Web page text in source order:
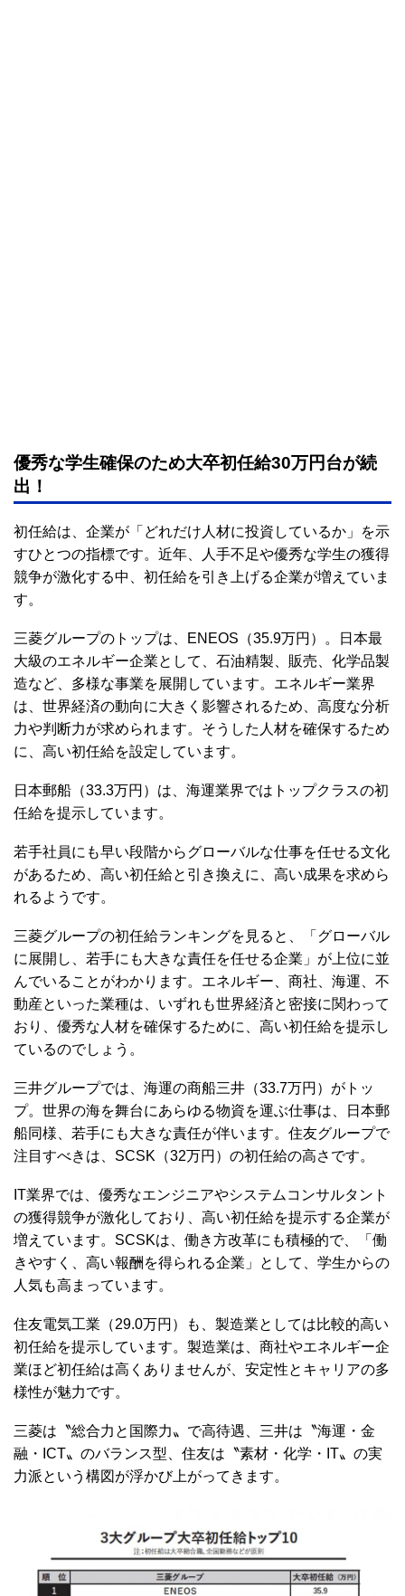
優秀な学生確保のため大卒初任給30万円台が続
出！
初任給は、企業が「どれだけ人材に投資しているか」を示
すひとつの指標です。近年、人手不足や優秀な学生の獲得
競争が激化する中、初任給を引き上げる企業が増えていま
す。
三菱グループのトップは、ENEOS（35.9万円）。日本最
大級のエネルギー企業として、石油精製、販売、化学品製
造など、多様な事業を展開しています。エネルギー業界
は、世界経済の動向に大きく影響されるため、高度な分析
力や判断力が求められます。そうした人材を確保するため
に、高い初任給を設定しています。
日本郵船（33.3万円）は、海運業界ではトップクラスの初
任給を提示しています。
若手社員にも早い段階からグローバルな仕事を任せる文化
があるため、高い初任給と引き換えに、高い成果を求めら
れるようです。
三菱グループの初任給ランキングを見ると、「グローバル
に展開し、若手にも大きな責任を任せる企業」が上位に並
んでいることがわかります。エネルギー、商社、海運、不
動産といった業種は、いずれも世界経済と密接に関わって
おり、優秀な人材を確保するために、高い初任給を提示し
ているのでしょう。
三井グループでは、海運の商船三井（33.7万円）がトッ
プ。世界の海を舞台にあらゆる物資を運ぶ仕事は、日本郵
船同様、若手にも大きな責任が伴います。住友グループで
注目すべきは、SCSK（32万円）の初任給の高さです。
IT業界では、優秀なエンジニアやシステムコンサルタント
の獲得競争が激化しており、高い初任給を提示する企業が
増えています。SCSKは、働き方改革にも積極的で、「働
きやすく、高い報酬を得られる企業」として、学生からの
人気も高まっています。
住友電気工業（29.0万円）も、製造業としては比較的高い
初任給を提示しています。製造業は、商社やエネルギー企
業ほど初任給は高くありませんが、安定性とキャリアの多
様性が魅力です。
三菱は〝総合力と国際力〟で高待遇、三井は〝海運・金
融・ICT〟のバランス型、住友は〝素材・化学・IT〟の実
力派という構図が浮かび上がってきます。